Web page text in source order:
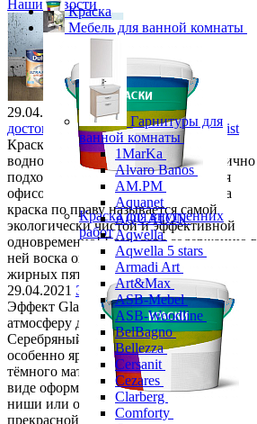
Краска
Краска для внутренних
работ
Мебель для ванной комнаты
Гарнитуры для
ванной комнаты
1MarKa
Alvaro Banos
AM.PM
Aquanet
AQUATON
Aqwella
Aqwella 5 stars
Armadi Art
Art&Max
ASB-Mebel
ASB-Woodline
BelBagno
Bellezza
Cersanit
Cezares
Clarberg
Comforty
Наши новости
29.04.2021
Использование и
достоинства краски Dulux Ultra Resist
Краска Dulux Ultra Resist является
водно-дисперсионной краской, отлично
подходящей своими свойствами для
офисов и гостиных помещений. Эта
краска по праву называется самой
экологически чистой и эффективной
одновременно! Благодаря содержанию в
ней воска она защищает поверхность от
жирных пятен и влаги.
29.04.2021 Эффект Glam wood
Эффект Glam wood переносит нас в
атмосферу диско и глэм-рока 80-х.
Серебряный и золотой декор смотрится
особенно ярко и выразительно за счёт
тёмного матового фона. Такой эффект в
виде оформления изголовья кровати,
ниши или отдельной стены станет
прекрасной деталью практически